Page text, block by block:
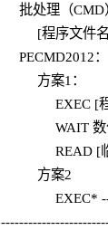
批处理（CMD
[程序文件名
PECMD2012：
方案1：
EXEC [程序
WAIT 数值（
READ [临时
方案2
EXEC* --